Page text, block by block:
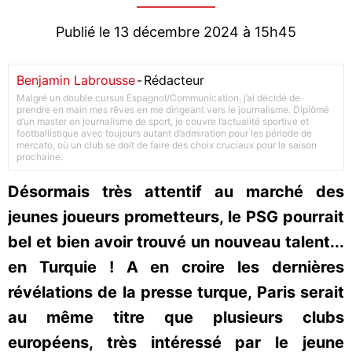
Publié le 13 décembre 2024 à 15h45
Benjamin Labrousse-Rédacteur
Malgré un double cursus Espagnol/Communication, j’ai décidé de
prendre en main mes rêves en me dirigeant vers le journalisme. Diplômé
d’un master en journalisme de sport, je couvre l’actualité sportive et
footballistique avec toujours autant d’admiration pour les période de
mercato, où un club se doit de faire des choix cruciaux pour la saison
prochaine.
Désormais très attentif au marché des
jeunes joueurs prometteurs, le PSG pourrait
bel et bien avoir trouvé un nouveau talent...
en Turquie ! A en croire les dernières
révélations de la presse turque, Paris serait
au même titre que plusieurs clubs
européens, très intéressé par le jeune